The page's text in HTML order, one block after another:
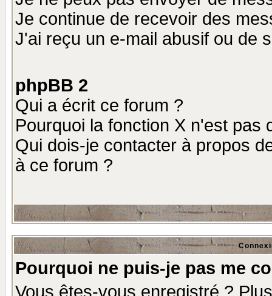
Je continue de recevoir des
J'ai reçu un e-mail abusif ou de
phpBB 2
Qui a écrit ce forum ?
Pourquoi la fonction X n'est pas
Qui dois-je contacter à propos
à ce forum ?
Pourquoi ne puis-je pas me
Vous êtes-vous enregistré ?